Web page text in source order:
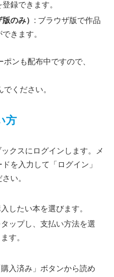
録できます。
のみ） : ブラウザ版で作品
きます。
ンも配布中ですので、
ください。
方
クスにログインします。メ
を入力して「ログイン」
い。
したい本を選びます。
タップし、支払い方法を選
す。
入済み」ボタンから読め